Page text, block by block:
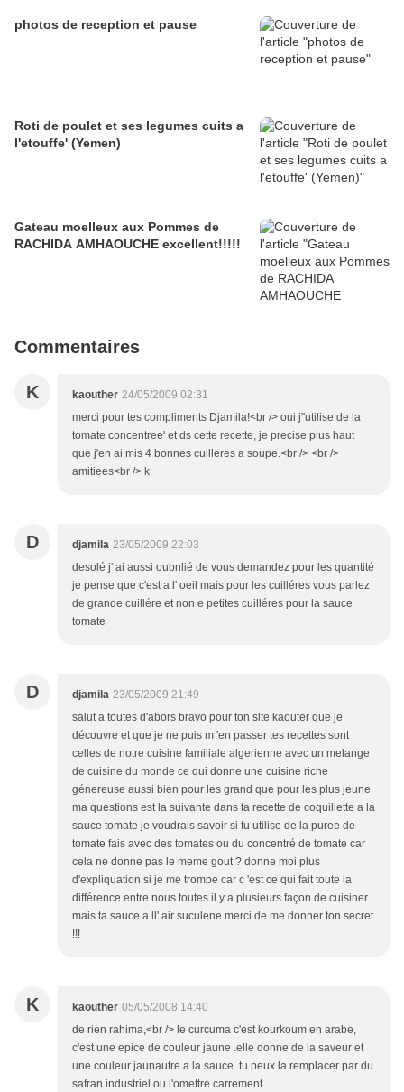
photos de reception et pause
Roti de poulet et ses legumes cuits a
l'etouffe' (Yemen)
Gateau moelleux aux Pommes de
RACHIDA AMHAOUCHE excellent!!!!!
Commentaires
K kaouther 24/05/2009 02:31
merci pour tes compliments Djamila!<br /> oui j''utilise de la
tomate concentree' et ds cette recette, je precise plus haut
que j'en ai mis 4 bonnes cuilleres a soupe.<br /> <br />
amitiees<br /> k
D djamila 23/05/2009 22:03
desolé j' ai aussi oubnlié de vous demandez pour les quantité
je pense que c'est a l' oeil mais pour les cuilléres vous parlez
de grande cuillére et non e petites cuilléres pour la sauce
tomate
D djamila 23/05/2009 21:49
salut a toutes d'abors bravo pour ton site kaouter que je
découvre et que je ne puis m 'en passer tes recettes sont
celles de notre cuisine familiale algerienne avec un melange
de cuisine du monde ce qui donne une cuisine riche
génereuse aussi bien pour les grand que pour les plus jeune
ma questions est la suivante dans ta recette de coquillette a la
sauce tomate je voudrais savoir si tu utilise de la puree de
tomate fais avec des tomates ou du concentré de tomate car
cela ne donne pas le meme gout ? donne moi plus
d'expliquation si je me trompe car c 'est ce qui fait toute la
différence entre nous toutes il y a plusieurs façon de cuisiner
mais ta sauce a ll' air suculene merci de me donner ton secret
!!!
K kaouther 05/05/2008 14:40
de rien rahima,<br /> le curcuma c'est kourkoum en arabe,
c'est une epice de couleur jaune .elle donne de la saveur et
une couleur jaunautre a la sauce. tu peux la remplacer par du
safran industriel ou l'omettre carrement.